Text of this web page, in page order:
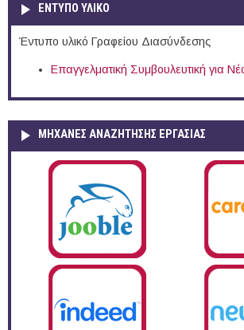
ΕΝΤΥΠΟ ΥΛΙΚΟ
Έντυπο υλικό Γραφείου Διασύνδεσης
Επαγγελματική Συμβουλευτική για
ΜΗΧΑΝΕΣ ΑΝΑΖΗΤΗΣΗΣ ΕΡΓΑΣΙΑΣ